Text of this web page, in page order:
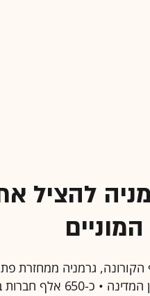
להציל
מקוצרת במקום